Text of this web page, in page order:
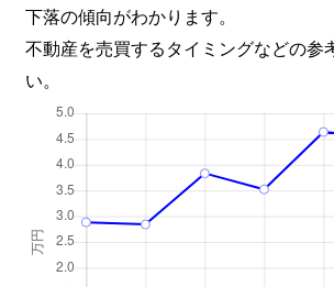
下落の傾向がわかります。
不動産を売買するタイミングなどの参
い。